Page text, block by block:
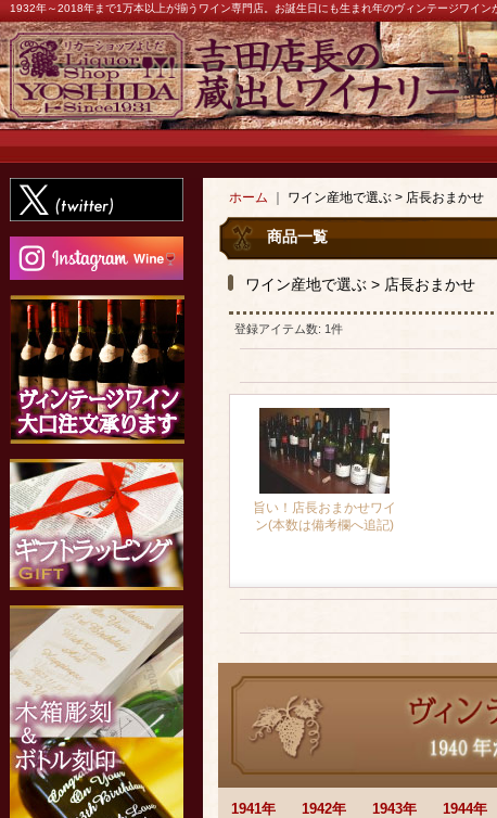
1932年～2018年まで1万本以上が揃うワイン専門店。お誕生日にも生まれ年のヴィンテージワイン
ホーム ワイン産地で選ぶ > 店長おまかせ
商品一覧
ワイン産地で選ぶ > 店長おまかせ
登録アイテム数: 1件
旨い！店長おまかせワイ
ン(本数は備考欄へ追記)
1941年 1942年 1943年 1944年